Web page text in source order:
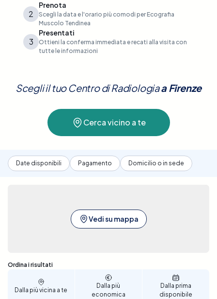
2
Prenota
Scegli la data e l'orario più comodi per Ecografia
Muscolo Tendinea
3
Presentati
Ottieni la conferma immediata e recati alla visita con
tutte le informazioni
Scegli il tuo Centro di RadiologiaaFirenze
Cerca vicino a te
Date disponibili Pagamento Domicilio o in sede
Vedi su mappa
Sono stati trovati 44 risultati
Ordina i risultati
Dalla più vicina a te
Dalla più
economica
Dalla prima
disponibile